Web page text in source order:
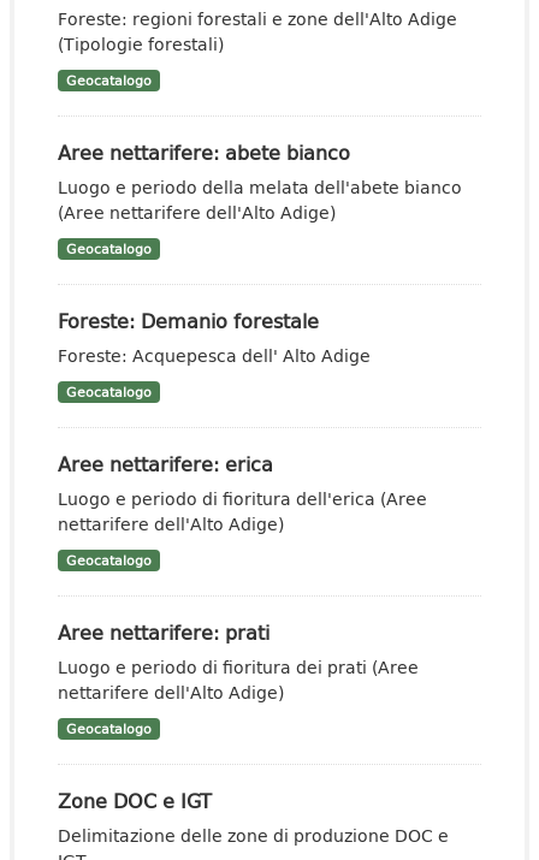
Foreste: regioni forestali e zone dell'Alto Adige
(Tipologie forestali)
Geocatalogo
Aree nettarifere: abete bianco
Luogo e periodo della melata dell'abete bianco
(Aree nettarifere dell'Alto Adige)
Geocatalogo
Foreste: Demanio forestale
Foreste: Acquepesca dell' Alto Adige
Geocatalogo
Aree nettarifere: erica
Luogo e periodo di fioritura dell'erica (Aree
nettarifere dell'Alto Adige)
Geocatalogo
Aree nettarifere: prati
Luogo e periodo di fioritura dei prati (Aree
nettarifere dell'Alto Adige)
Geocatalogo
Zone DOC e IGT
Delimitazione delle zone di produzione DOC e